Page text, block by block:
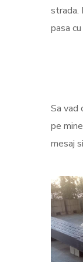
strada.
pasa
Sa vad
pe
mesaj